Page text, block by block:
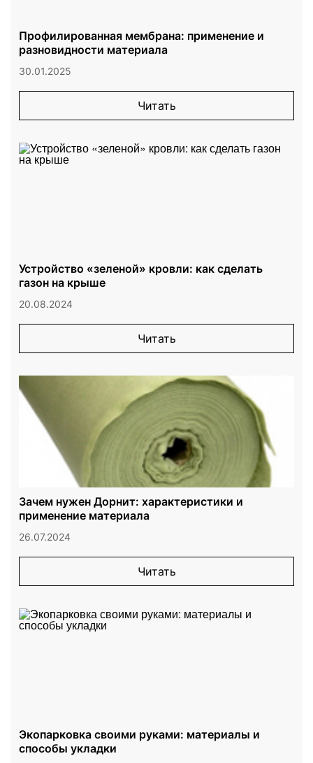
Профилированная мембрана: применение и
разновидности материала
30.01.2025
Читать
Устройство «зеленой» кровли: как сделать
газон на крыше
20.08.2024
Читать
Зачем нужен Дорнит: характеристики и
применение материала
26.07.2024
Читать
Экопарковка своими руками: материалы и
способы укладки